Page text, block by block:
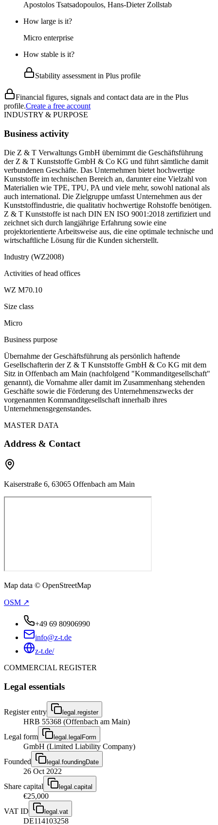
Apostolos Tsatsadopoulos, Hans-Dieter Zollstab
How large is it?
Micro enterprise
How stable is it?
Stability assessment in Plus profile
Financial figures, signals and contact data are in the Plus
profile.Create a free account
INDUSTRY & PURPOSE
Business activity
Die Z & T Verwaltungs GmbH übernimmt die Geschäftsführung
der Z & T Kunststoffe GmbH & Co KG und führt sämtliche damit
verbundenen Geschäfte. Das Unternehmen bietet hochwertige
Kunststoffe im technischen Bereich an, darunter eine Vielzahl von
Materialien wie TPE, TPU, PA und viele mehr, sowohl national als
auch international. Die Zielgruppe umfasst Unternehmen aus der
Kunststoffindustrie, die qualitativ hochwertige Rohstoffe benötigen.
Z & T Kunststoffe ist nach DIN EN ISO 9001:2018 zertifiziert und
zeichnet sich durch langjährige Erfahrung sowie eine
projektorientierte Arbeitsweise aus, die eine optimale technische und
wirtschaftliche Lösung für die Kunden sicherstellt.
Industry (WZ2008)
Activities of head offices
WZ M70.10
Size class
Micro
Business purpose
Übernahme der Geschäftsführung als persönlich haftende
Gesellschafterin der Z & T Kunststoffe GmbH & Co KG mit dem
Sitz in Offenbach am Main (nachfolgend "Kommanditgesellschaft"
genannt), die Vornahme aller damit im Zusammenhang stehenden
Geschäfte sowie die Förderung des Unternehmenszwecks der
vorgenannten Kommanditgesellschaft innerhalb ihres
Unternehmensgegenstandes.
MASTER DATA
Address & Contact
Kaiserstraße 6, 63065 Offenbach am Main
Map data © OpenStreetMap
OSM ↗
+49 69 80906990
info@z-t.de
z-t.de/
COMMERCIAL REGISTER
Legal essentials
Register entry legal.register
HRB 55368 (Offenbach am Main)
Legal form
legal.legalForm
GmbH (Limited Liability Company)
Founded
legal.foundingDate
26 Oct 2022
Share capital
legal.capital
€25,000
VAT ID
legal.vat
DE114103258